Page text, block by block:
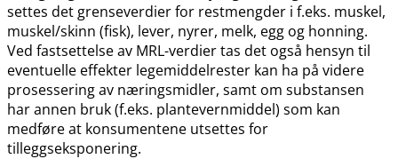
settes det grenseverdier for restmengder i f.eks. muskel,
muskel​/​skinn (fisk), lever, nyrer, melk, egg og honning.
Ved fastsettelse av MRL-verdier tas det også hensyn til
eventuelle effekter legemiddelrester kan ha på videre
prosessering av næringsmidler, samt om substansen
har annen bruk (f.eks. plantevernmiddel) som kan
medføre at konsumentene utsettes for
tilleggseksponering.